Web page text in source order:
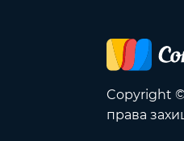
Copyright ©
права